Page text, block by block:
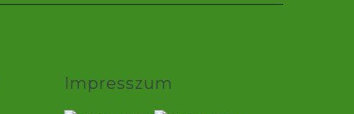
Impresszum